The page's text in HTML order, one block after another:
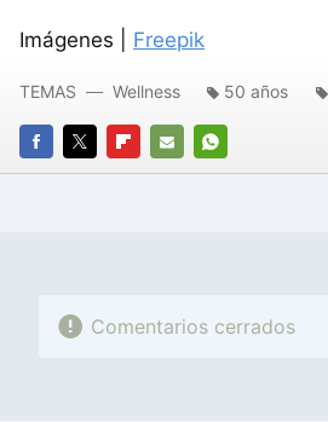
Imágenes | Freepik
FACEBOOK
TWITTERFLIPBOARD
E-
WHATSAPP
TEMAS Wellness 50 años
Comentarios cerrados